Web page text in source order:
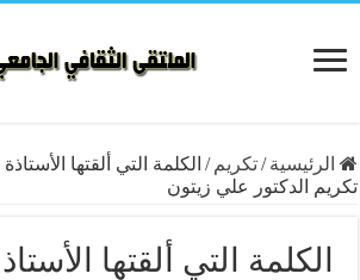
الرئيسية /تكريم / الكلمة التي ألقتها
تكريم الدكتور علي زيتون
الكلمة التي ألقتها